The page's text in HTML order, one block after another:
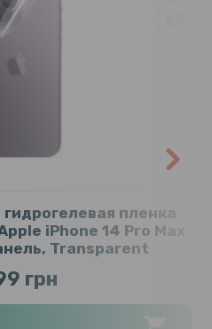
пленка
iPhone 14 Pro Max
Transparent
грн